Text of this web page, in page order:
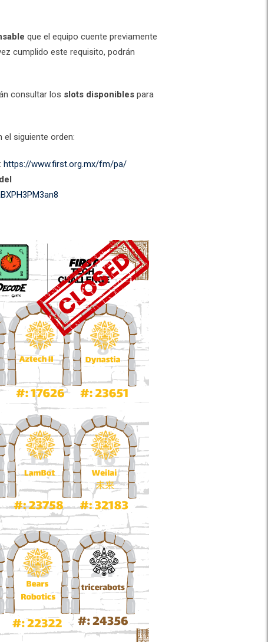
que el equipo cuente previamente
vez cumplido este requisito, podrán
consultar los slots disponibles para
el siguiente orden:
https://www.first.org.mx/fm/pa/